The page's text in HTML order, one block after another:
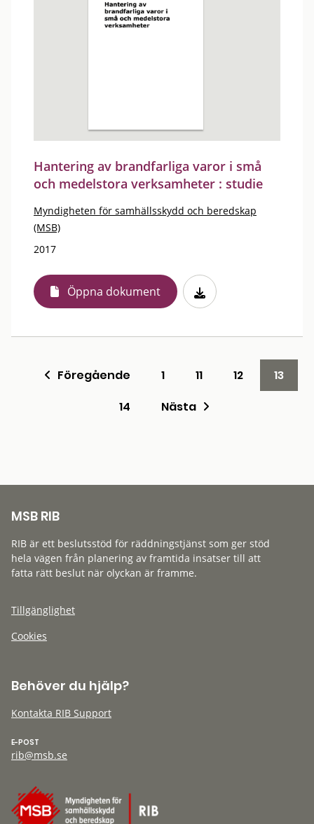
Hantering av brandfarliga varor i små
och medelstora verksamheter : studie
Myndigheten för samhällsskydd och beredskap
(MSB)
2017
Öppna dokument
Föregående 1 11 12
13
14
Nästa
MSB RIB
RIB är ett beslutsstöd för räddningstjänst som ger stöd
hela vägen från planering av framtida insatser till att
fatta rätt beslut när olyckan är framme.
Tillgänglighet
Cookies
Behöver du hjälp?
Kontakta RIB Support
E-POST
rib@msb.se